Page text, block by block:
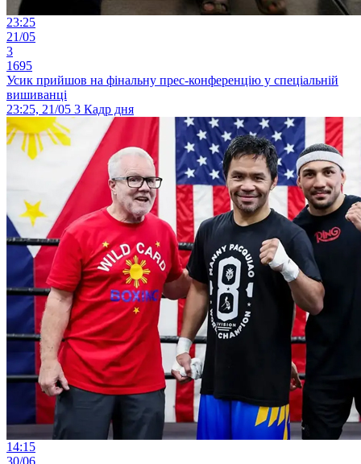
23:25
21/05
3
1695
Усик прийшов на фінальну прес-конференцію у спеціальній
вишиванці
23:25, 21/05 3 Кадр дня
14:15